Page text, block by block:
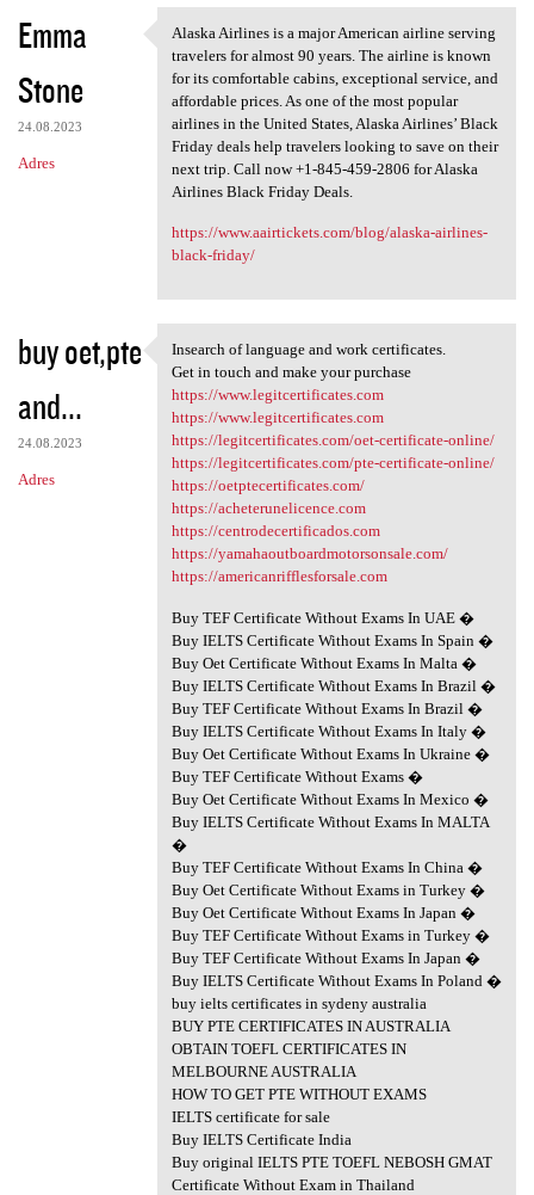
K
o
m
e
n
Emma
Stone
24.08.2023
Adres
Alaska Airlines is a major
Alaska Airlines is a major American airline serving
travelers for almost 90 years. The airline is known
for its comfortable cabins, exceptional service, and
affordable prices. As one of the most popular
airlines in the United States, Alaska Airlines’ Black
Friday deals help travelers looking to save on their
next trip. Call now +1-845-459-2806 for Alaska
Airlines Black Friday Deals.
https://www.aairtickets.com/blog/alaska-airlines-
black-friday/
buy oet,pte
and...
24.08.2023
Adres
Insearch of language and work
Insearch of language and work certificates.
Get in touch and make your purchase
https://www.legitcertificates.com
https://www.legitcertificates.com
https://legitcertificates.com/oet-certificate-online/
https://legitcertificates.com/pte-certificate-online/
https://oetptecertificates.com/
https://acheterunelicence.com
https://centrodecertificados.com
https://yamahaoutboardmotorsonsale.com/
https://americanrifflesforsale.com
Buy TEF Certificate Without Exams In UAE �
Buy IELTS Certificate Without Exams In Spain �
Buy Oet Certificate Without Exams In Malta �
Buy IELTS Certificate Without Exams In Brazil �
Buy TEF Certificate Without Exams In Brazil �
Buy IELTS Certificate Without Exams In Italy �
Buy Oet Certificate Without Exams In Ukraine �
Buy TEF Certificate Without Exams �
Buy Oet Certificate Without Exams In Mexico �
Buy IELTS Certificate Without Exams In MALTA
�
Buy TEF Certificate Without Exams In China �
Buy Oet Certificate Without Exams in Turkey �
Buy Oet Certificate Without Exams In Japan �
Buy TEF Certificate Without Exams in Turkey �
Buy TEF Certificate Without Exams In Japan �
Buy IELTS Certificate Without Exams In Poland �
buy ielts certificates in sydeny australia
BUY PTE CERTIFICATES IN AUSTRALIA
OBTAIN TOEFL CERTIFICATES IN
MELBOURNE AUSTRALIA
HOW TO GET PTE WITHOUT EXAMS
IELTS certificate for sale
Buy IELTS Certificate India
Buy original IELTS PTE TOEFL NEBOSH GMAT
Certificate Without Exam in Thailand